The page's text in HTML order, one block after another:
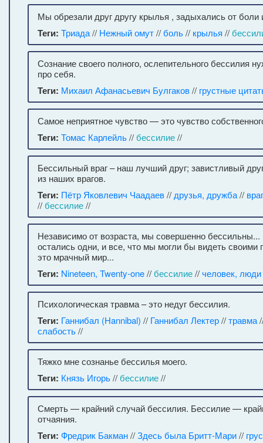
Мы обрезали друг другу крылья , задыхались от боли
Теги: Триада// Нежный омут//боль// крылья //
Сознание своего полного, ослепительного бессилия
про себя.
Теги: Михаил Афанасьевич Булгаков// грустные
Самое неприятное чувство — это чувство
Теги: Томас Карлейль//бессилие//
Бессильный враг – наш лучший друг; завистливый
из наших врагов.
Теги: Пётр Яковлевич Чаадаев// друзья, дружба//
//бессилие//
Независимо от возраста, мы совершенно
остались одни, и все, что мы могли бы видеть своими
это мрачный мир...
Теги: Nineteen, Twenty-one//бессилие//человек, люди
Психологическая травма – это недуг бессилия.
Теги: Ганнибал (Hannibal) // Ганнибал Лектер//травма
слабость//
Тяжко мне сознанье бессилья моего.
Теги: Князь Игорь//бессилие//
Смерть — крайний случай бессилия. Бессилие —
отчаяния.
Теги: Фредрик Бакман//Здесь была Бритт-Мари//